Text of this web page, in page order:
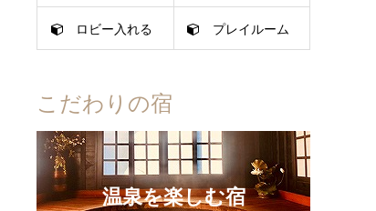
ロビー入れる プレイルーム
こだわりの宿
温泉を楽しむ宿